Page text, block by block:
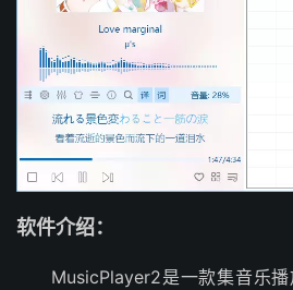
软件介绍：
MusicPlayer2是一款集音乐